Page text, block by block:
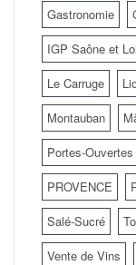
Gastronomie
IGP Saône et
Le Carruge
Montauban
Portes-Ouvertes
PROVENCE
Salé-Sucré
Vente de Vins